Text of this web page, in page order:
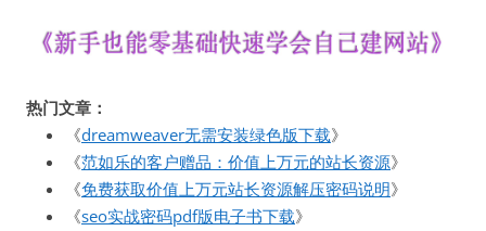
热门文章：
《dreamweaver无需安装绿色版下载》
《范如乐的客户赠品：价值上万元的站长资源》
《免费获取价值上万元站长资源解压密码说明》
《seo实战密码pdf版电子书下载》